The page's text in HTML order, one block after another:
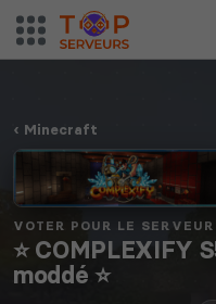
Minecraft
VOTER POUR LE SERVEUR
⭐ COMPLEXIFY
moddé ⭐